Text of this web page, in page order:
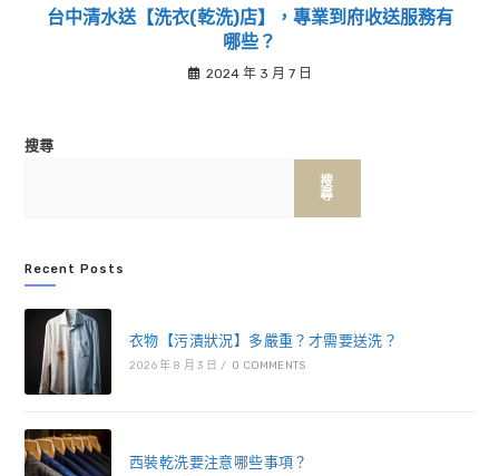
台中清水送【洗衣(乾洗)店】，專業到府收送服務有
哪些？
2024 年 3 月 7 日
搜尋
搜
尋
Recent Posts
衣物【污漬狀況】多嚴重？才需要送洗？
2026 年 8 月 3 日 / 0 COMMENTS
西裝乾洗要注意哪些事項？